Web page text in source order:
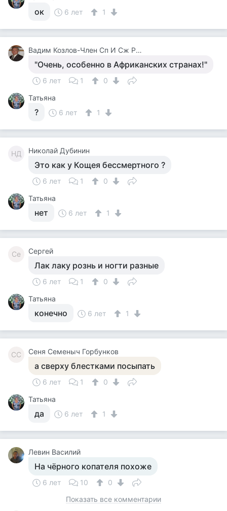
ок 6 лет 1
Вадим Козлов-Член Сп И Сж России.будут Вопросы -Звоните 8 926 571 18 95
"Очень, особенно в Африканских странах!"
6 лет 1
0
Татьяна
? 6 лет 1
НД Николай Дубинин
Это как у Кощея бессмертного ?
6 лет 1
0
Татьяна
нет 6 лет 1
Се Сергей
Лак лаку рознь и ногти разные
6 лет 1
0
Татьяна
конечно 6 лет 1
СС Сеня Семеныч Горбунков
а сверху блестками посыпать
6 лет 1
0
Татьяна
да 6 лет 1
Левин Василий
На чёрного копателя похоже
6 лет 10
0
Показать все комментарии